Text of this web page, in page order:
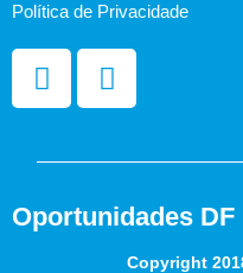
Política de Privacidade
Oportunidades DF
Copyright